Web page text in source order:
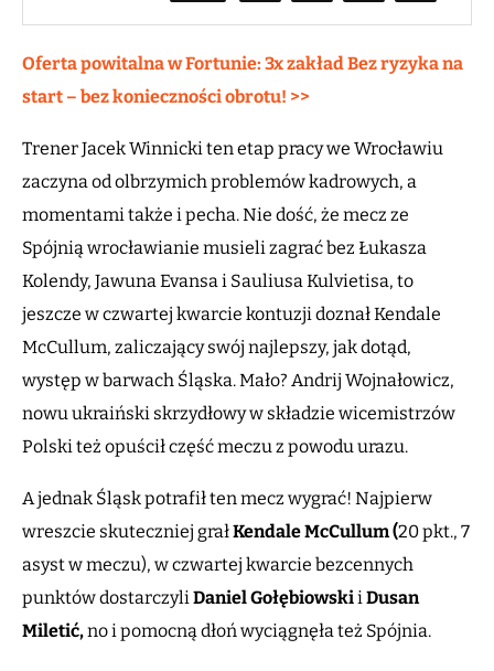
Oferta powitalna w Fortunie: 3x zakład Bez ryzyka na
start – bez konieczności obrotu! >>
Trener Jacek Winnicki ten etap pracy we Wrocławiu
zaczyna od olbrzymich problemów kadrowych, a
momentami także i pecha. Nie dość, że mecz ze
Spójnią wrocławianie musieli zagrać bez Łukasza
Kolendy, Jawuna Evansa i Sauliusa Kulvietisa, to
jeszcze w czwartej kwarcie kontuzji doznał Kendale
McCullum, zaliczający swój najlepszy, jak dotąd,
występ w barwach Śląska. Mało? Andrij Wojnałowicz,
nowu ukraiński skrzydłowy w składzie wicemistrzów
Polski też opuścił część meczu z powodu urazu.
A jednak Śląsk potrafił ten mecz wygrać! Najpierw
wreszcie skuteczniej grałKendale McCullum (20 pkt., 7
asyst w meczu), w czwartej kwarcie bezcennych
punktów dostarczyliDaniel GołębiowskiiDusan
Miletić,no i pomocną dłoń wyciągnęła też Spójnia.